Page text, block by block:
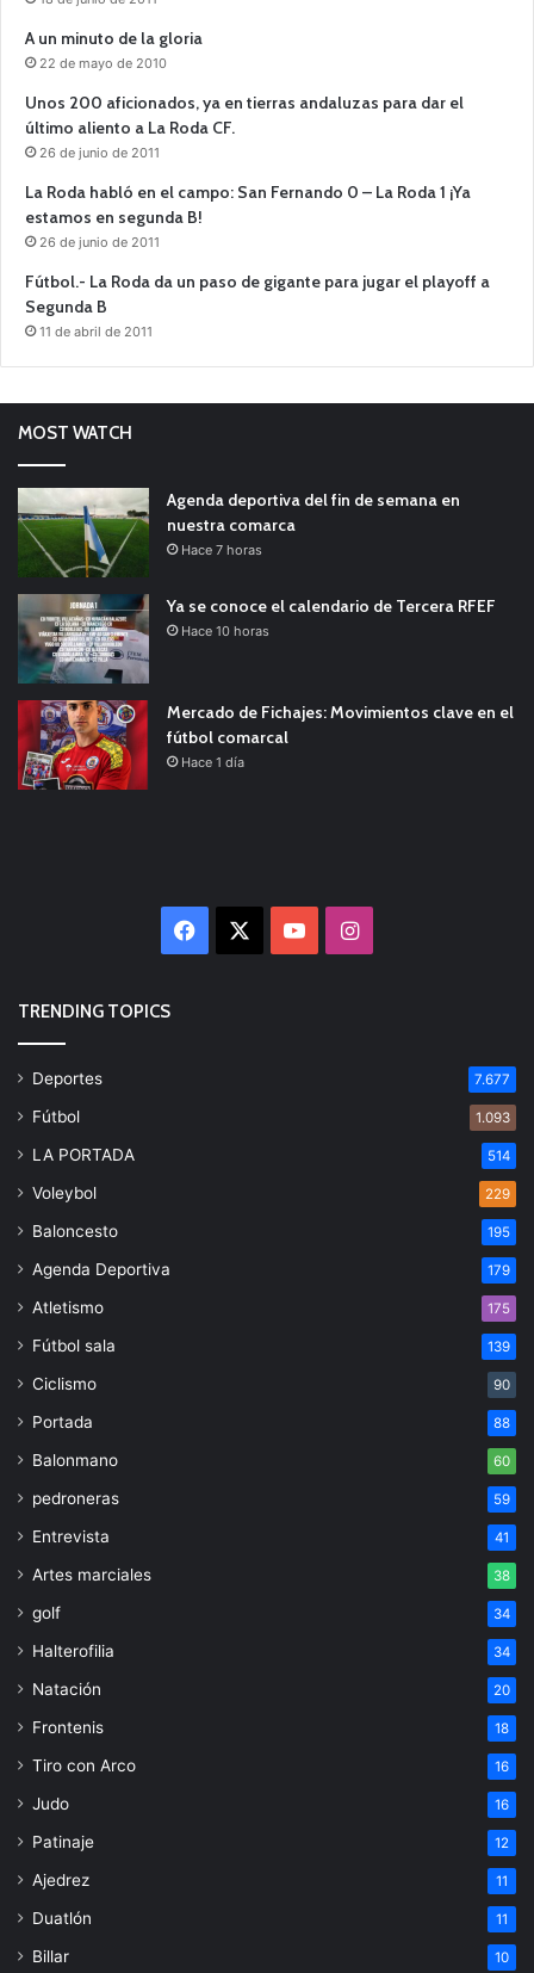
A un minuto de la gloria
22 de mayo de 2010
Unos 200 aficionados, ya en tierras andaluzas para dar el
último aliento a La Roda CF.
26 de junio de 2011
La Roda habló en el campo: San Fernando 0 – La Roda 1 ¡Ya
estamos en segunda B!
26 de junio de 2011
Fútbol.- La Roda da un paso de gigante para jugar el playoff a
Segunda B
11 de abril de 2011
MOST WATCH
Agenda deportiva del fin de semana en
nuestra comarca
Hace 7 horas
Ya se conoce el calendario de Tercera RFEF
Hace 10 horas
Mercado de Fichajes: Movimientos clave en el
fútbol comarcal
Hace 1 día
Facebook YouTubeInstagram
TRENDING TOPICS
Deportes 7.677
Fútbol 1.093
LA PORTADA 514
Voleybol 229
Baloncesto 195
Agenda Deportiva 179
Atletismo 175
Fútbol sala 139
Ciclismo 90
Portada 88
Balonmano 60
pedroneras 59
Entrevista 41
Artes marciales 38
golf 34
Halterofilia 34
Natación 20
Frontenis 18
Tiro con Arco 16
Judo 16
Patinaje 12
Ajedrez 11
Duatlón 11
Billar 10